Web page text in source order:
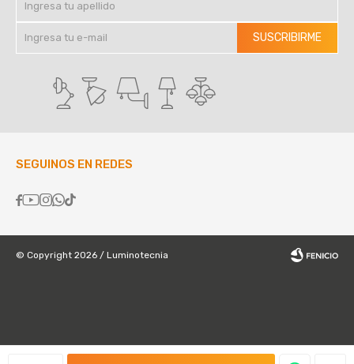
SUSCRIBIRME
SEGUINOS EN REDES

© Copyright 2026 / Luminotecnia
Fenicio